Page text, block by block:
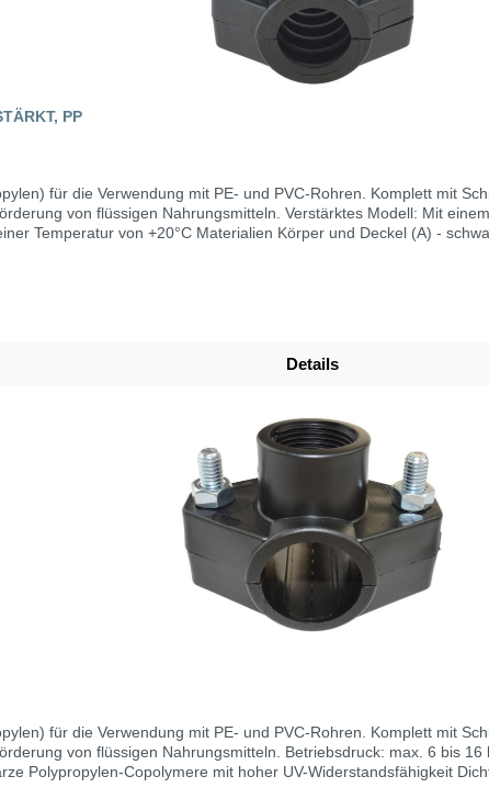
PP
für die Verwendung mit PE- und PVC-Rohren. Komplett mit
von flüssigen Nahrungsmitteln. Verstärktes Modell: Mit
(A) - schwarze Polypropylen-Copolymere mit hoher UV-Widerstandsfähigkeit
/ Druckwiderstand: UNI ISO 7/1 UNI ISO 228/1, ANSI ASME B1-20.1
Details
für die Verwendung mit PE- und PVC-Rohren. Komplett mit
von flüssigen Nahrungsmitteln. Betriebsdruck: max. 6 bis